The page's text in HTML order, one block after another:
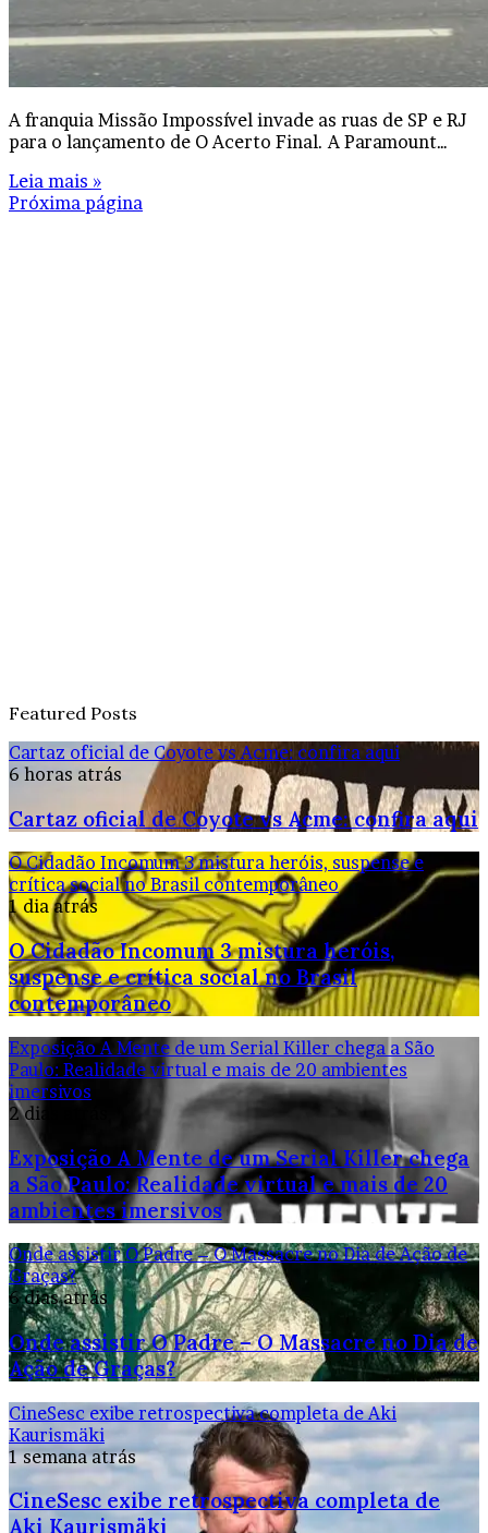
A franquia Missão Impossível invade as ruas de SP e RJ
para o lançamento de O Acerto Final. A Paramount…
Leia mais »
Próxima página
Featured Posts
Cartaz oficial de Coyote vs Acme: confira aqui
6 horas atrás
Cartaz oficial de Coyote vs Acme: confira aqui
O Cidadão Incomum 3 mistura heróis, suspense e
crítica social no Brasil contemporâneo
1 dia atrás
O Cidadão Incomum 3 mistura heróis,
suspense e crítica social no Brasil
contemporâneo
Exposição A Mente de um Serial Killer chega a São
Paulo: Realidade virtual e mais de 20 ambientes
imersivos
2 dias atrás
Exposição A Mente de um Serial Killer chega
a São Paulo: Realidade virtual e mais de 20
ambientes imersivos
Onde assistir O Padre – O Massacre no Dia de Ação de
Graças?
6 dias atrás
Onde assistir O Padre – O Massacre no Dia de
Ação de Graças?
CineSesc exibe retrospectiva completa de Aki
Kaurismäki
1 semana atrás
CineSesc exibe retrospectiva completa de
Aki Kaurismäki